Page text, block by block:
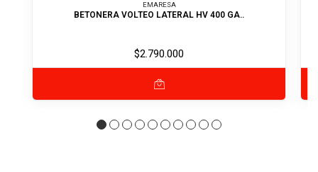
EMARESA
BETONERA VOLTEO LATERAL HV 400 GA..
$2.790.000